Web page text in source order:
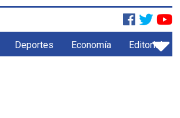
Deportes Economía Editorial